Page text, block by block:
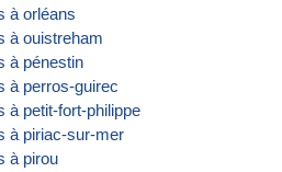
à orléans
à ouistreham
à pénestin
à perros-guirec
à petit-fort-philippe
à piriac-sur-mer
à pirou